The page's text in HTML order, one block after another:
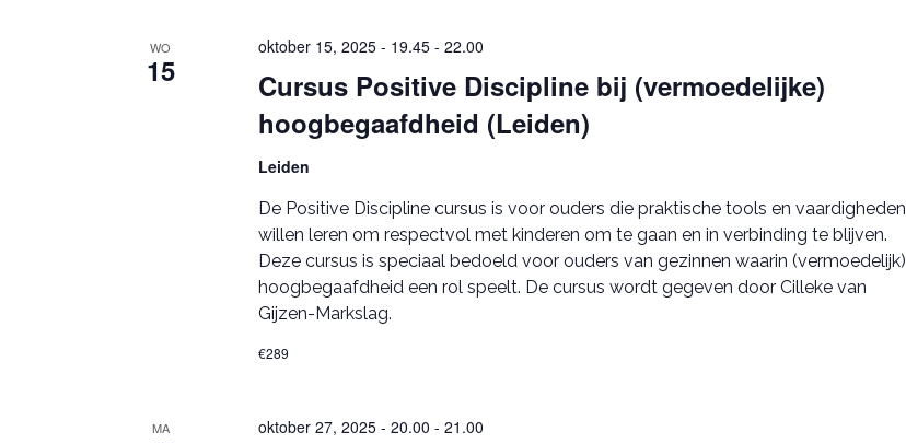
WO
15
Cursus Positive Discipline bij (vermoedelijke)
hoogbegaafdheid (Leiden)
oktober 15, 2025 - 19.45 -22.00
Leiden
De Positive Discipline cursus is voor ouders die praktische tools en vaardigheden
willen leren om respectvol met kinderen om te gaan en in verbinding te blijven.
Deze cursus is speciaal bedoeld voor ouders van gezinnen waarin (vermoedelijk)
hoogbegaafdheid een rol speelt. De cursus wordt gegeven door Cilleke van
Gijzen-Markslag.
€289
MA oktober 27, 2025 - 20.00 -21.00